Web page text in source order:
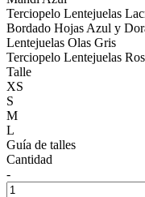
Terciopelo Lentejuelas
Bordado Hojas Azul y
Lentejuelas Olas Gris
Terciopelo Lentejuelas
Talle
XS
S
M
L
Guía de talles
Cantidad
-